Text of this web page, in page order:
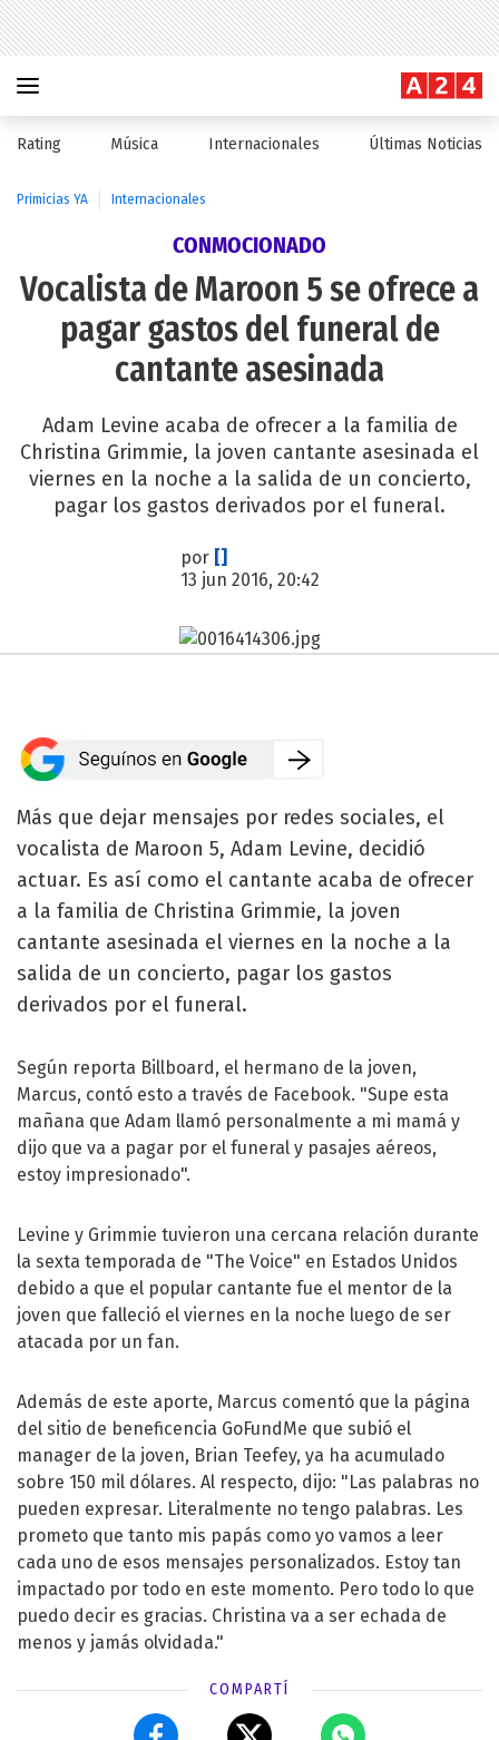
Rating Música Internacionales Últimas Noticias
Primicias YA Internacionales
CONMOCIONADO
Vocalista de Maroon 5 se ofrece a
pagar gastos del funeral de
cantante asesinada
Adam Levine acaba de ofrecer a la familia de
Christina Grimmie, la joven cantante asesinada el
viernes en la noche a la salida de un concierto,
pagar los gastos derivados por el funeral.
por []
13 jun 2016, 20:42
Más que dejar mensajes por redes sociales, el
vocalista de Maroon 5, Adam Levine, decidió
actuar. Es así como el cantante acaba de ofrecer
a la familia de Christina Grimmie, la joven
cantante asesinada el viernes en la noche a la
salida de un concierto, pagar los gastos
derivados por el funeral.
Según reporta Billboard, el hermano de la joven,
Marcus, contó esto a través de Facebook. "Supe esta
mañana que Adam llamó personalmente a mi mamá y
dijo que va a pagar por el funeral y pasajes aéreos,
estoy impresionado".
Levine y Grimmie tuvieron una cercana relación durante
la sexta temporada de "The Voice" en Estados Unidos
debido a que el popular cantante fue el mentor de la
joven que falleció el viernes en la noche luego de ser
atacada por un fan.
Además de este aporte, Marcus comentó que la página
del sitio de beneficencia GoFundMe que subió el
manager de la joven, Brian Teefey, ya ha acumulado
sobre 150 mil dólares. Al respecto, dijo: "Las palabras no
pueden expresar. Literalmente no tengo palabras. Les
prometo que tanto mis papás como yo vamos a leer
cada uno de esos mensajes personalizados. Estoy tan
impactado por todo en este momento. Pero todo lo que
puedo decir es gracias. Christina va a ser echada de
menos y jamás olvidada."
COMPARTÍ